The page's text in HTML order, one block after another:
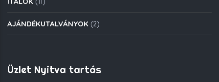
AJÁNDÉKUTALVÁNYOK (2)
Üzlet Nyitva tartás